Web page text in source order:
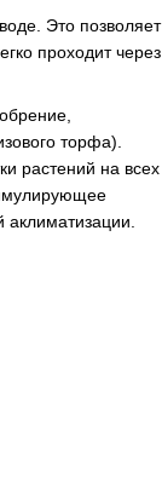
Это позволяет
проходит через
торфа).
растений на всех
аклиматизации.